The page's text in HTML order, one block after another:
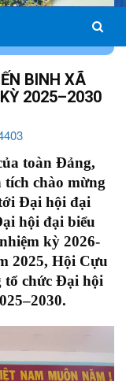
BINH XÃ
2025–2030
toàn Đảng,
chào mừng
Đại hội đại
hội đại biểu
kỳ 2026-
2025, Hội Cựu
tổ chức Đại hội